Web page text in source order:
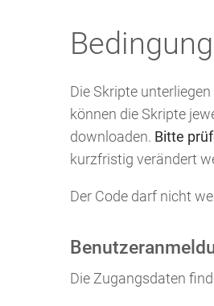
Die Skripte
können die Skripte
downloaden. Bitte
kurzfristig verändert
Der Code darf nicht
Die Zugangsdaten